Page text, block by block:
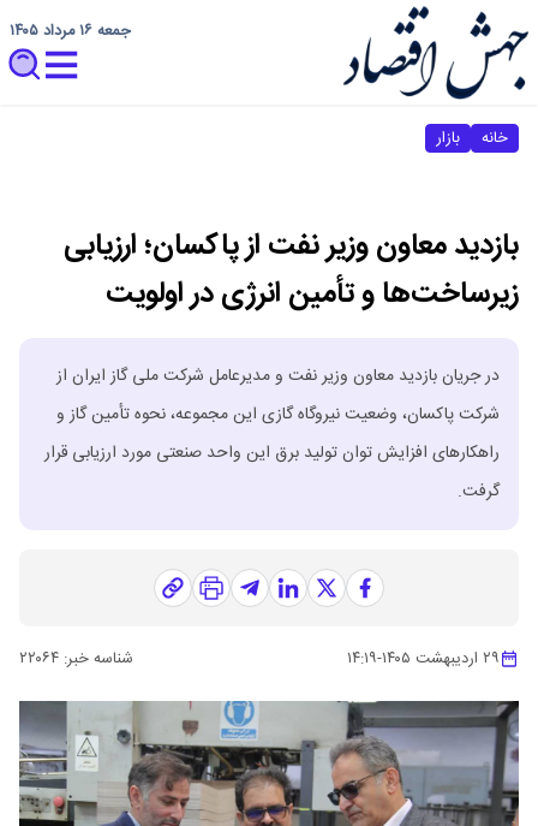
جمعه ۱۶ مرداد ۱۴۰۵
خانه بازار
بازدید معاون وزیر نفت از پاکسان؛ ارزیابی
زیرساخت‌ها و تأمین انرژی در اولویت
در جریان بازدید معاون وزیر نفت و مدیرعامل شرکت ملی گاز ایران از
شرکت پاکسان، وضعیت نیروگاه گازی این مجموعه، نحوه تأمین گاز و
راهکارهای افزایش توان تولید برق این واحد صنعتی مورد ارزیابی قرار
گرفت.
۲۹ اردیبهشت ۱۴۰۵ -۱۴:۱۹ شناسه خبر: ۲۲۰۶۴